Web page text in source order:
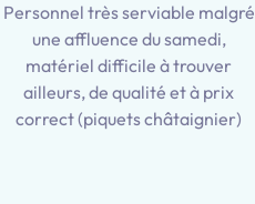
Personnel très serviable malgré
une affluence du samedi,
matériel difficile à trouver
ailleurs, de qualité et à prix
correct (piquets châtaignier)